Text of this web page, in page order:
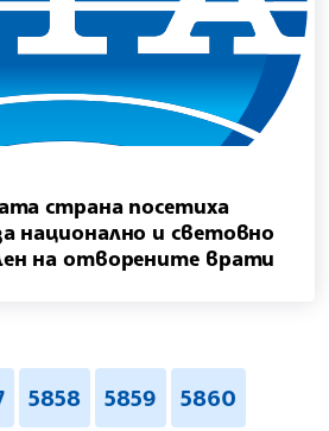
страна посетиха
национално и световно
на отворените врати
5858 5859 5860